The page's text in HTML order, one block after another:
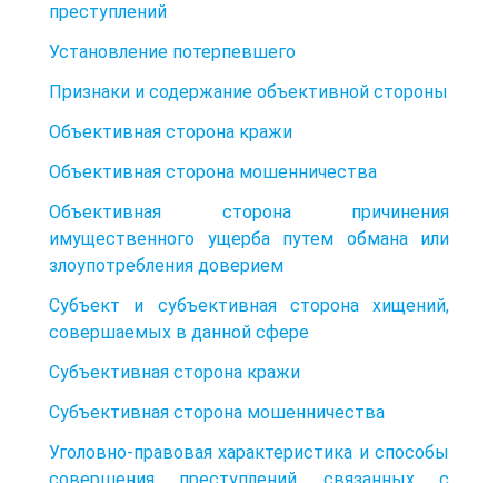
преступлений
Установление потерпевшего
Признаки и содержание объективной стороны
Объективная сторона кражи
Объективная сторона мошенничества
Объективная сторона причинения
имущественного ущерба путем обмана или
злоупотребления доверием
Субъект и субъективная сторона хищений,
совершаемых в данной сфере
Субъективная сторона кражи
Субъективная сторона мошенничества
Уголовно-правовая характеристика и способы